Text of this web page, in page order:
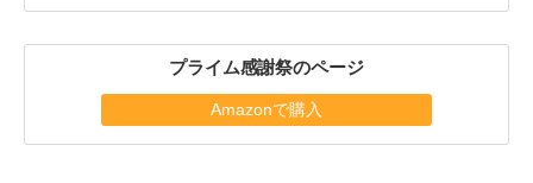
プライム感謝祭のページ
Amazonで購入